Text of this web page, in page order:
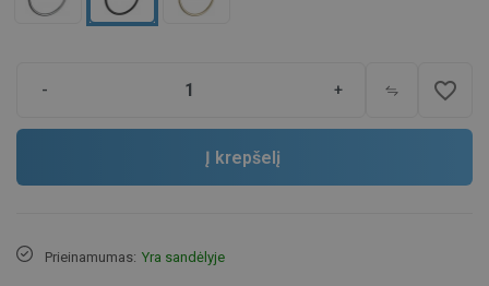
- + favorite_border
Į krepšelį
Prieinamumas: Yra sandėlyje